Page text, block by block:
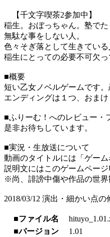
【千文字喫茶2参加中】
稲生。おぼっちゃん。塾でた
無駄な事をしない人。
色々そぎ落として生きている
稲生にとっての必要不可欠っ
■概要
短い乙女ノベルゲームです
エンディングは１つ、おまけ
■ふりーむ！へのレビュー・
是非お待ちしています。
■実況・生放送について
動画のタイトルには「ゲーム
説明文にはこのゲームペー
※尚、誹謗中傷や作品の世
2018/03/12 演出・細かい点
■ファイル名
■バージョン
1.01